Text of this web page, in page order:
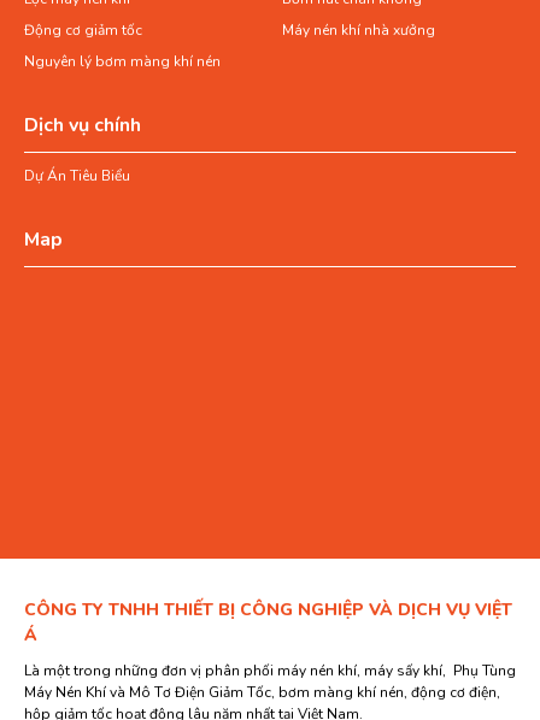
Động cơ giảm tốc
Máy nén khí nhà xưởng
Nguyên lý bơm màng khí nén
Dịch vụ chính
Dự Án Tiêu Biểu
Map
CÔNG TY TNHH THIẾT BỊ CÔNG NGHIỆP VÀ DỊCH VỤ VIỆT
Á
Là một trong những đơn vị phân phối máy nén khí, máy sấy khí, Phụ Tùng
Máy Nén Khí và Mô Tơ Điện Giảm Tốc, bơm màng khí nén, động cơ điện,
hộp giảm tốc hoạt động lâu năm nhất tại Việt Nam.